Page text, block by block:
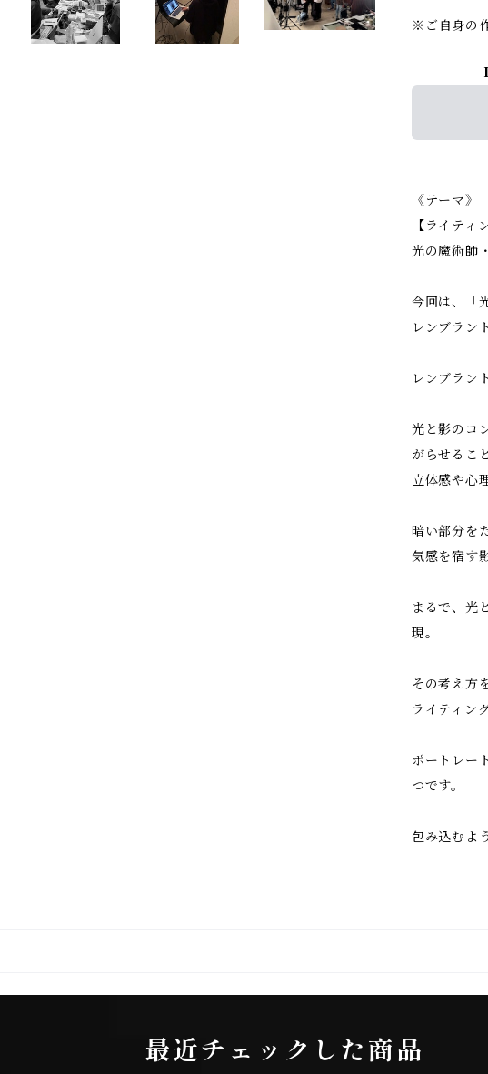
※ご自身の
《テーマ》
【ライティ
光の魔術師
今回は、「
レンブラン
レンブラン
光と影のコ
がらせるこ
立体感や心
暗い部分を
気感を宿す
まるで、光
現。
その考え方
ライティン
ポートレー
つです。
包み込むよ
最近チェックした商品